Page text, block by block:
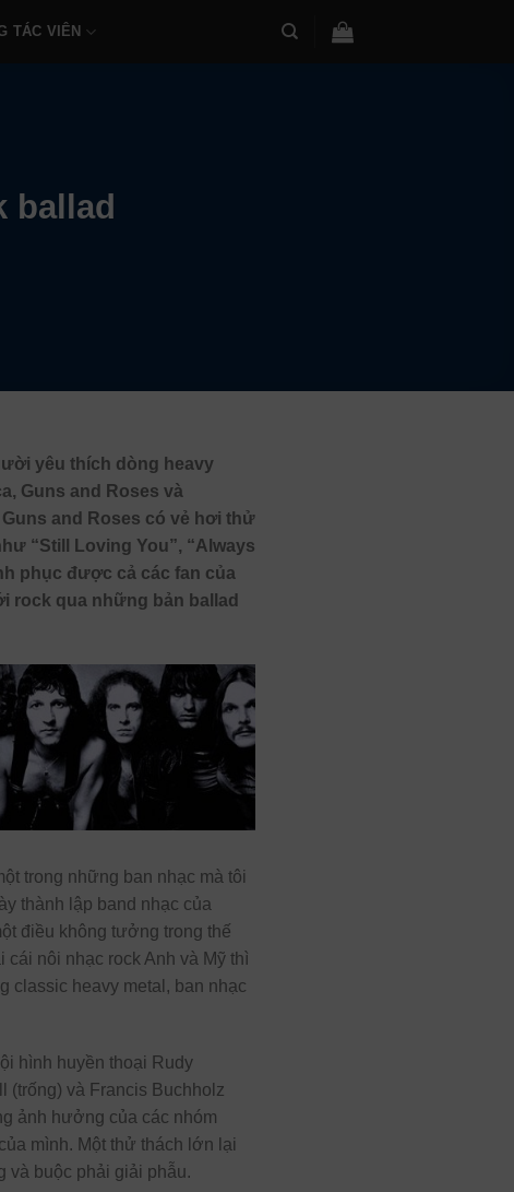
TÁC VIÊN
ballad
yêu thích dòng heavy
Guns and Roses và
and Roses có vẻ hơi thử
“Still Loving You”, “Always
phục được cả các fan của
rock qua những bản ballad
trong những ban nhạc mà tôi
thành lập band nhạc của
điều không tưởng trong thế
nôi nhạc rock Anh và Mỹ thì
classic heavy metal, ban nhạc
hình huyền thoại Rudy
(trống) và Francis Buchholz
ảnh hưởng của các nhóm
mình. Một thử thách lớn lại
và buộc phải giải phẫu.